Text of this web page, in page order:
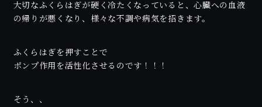
大切なふくらはぎが硬く冷たくなっていると、心臓への血液
の帰りが悪くなり、様々な不調や病気を招きます。
ふくらはぎを押すことで
ポンプ作用を活性化させるのです！！！
そう、、